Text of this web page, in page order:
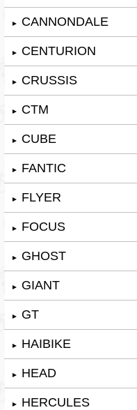
► CANNONDALE
► CENTURION
► CRUSSIS
► CTM
► CUBE
► FANTIC
► FLYER
► FOCUS
► GHOST
► GIANT
► GT
► HAIBIKE
► HEAD
► HERCULES